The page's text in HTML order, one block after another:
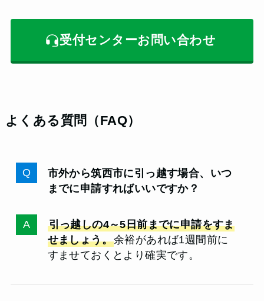
受付センターお問い合わせ
よくある質問（FAQ）
市外から筑西市に引っ越す場合、いつ
までに申請すればいいですか？
引っ越しの4～5日前までに申請をすま
せましょう。余裕があれば1週間前に
すませておくとより確実です。